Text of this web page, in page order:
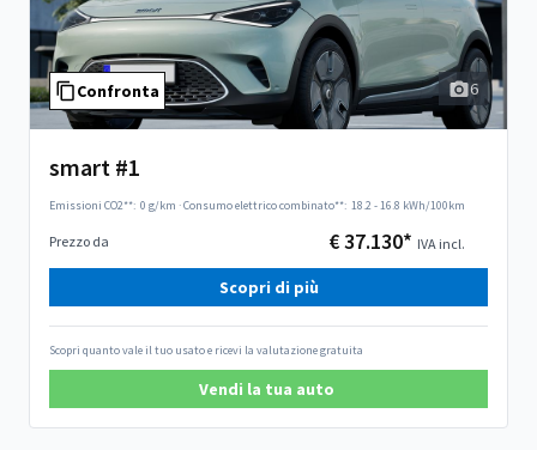
Confronta 6
smart #1
Emissioni CO2**: 0 g/km ·Consumo elettrico combinato**: 18.2 - 16.8 kWh/100km
Prezzo da € 37.130* IVA incl.
Scopri di più
Scopri quanto vale il tuo usato e ricevi la valutazione gratuita
Vendi la tua auto